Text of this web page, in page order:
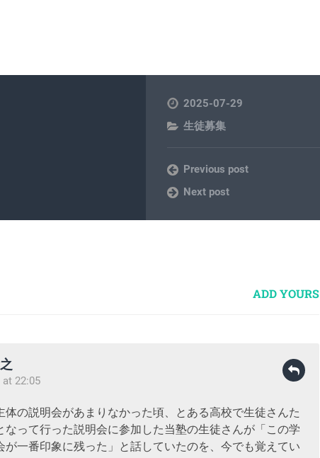
2025-07-29
生徒募集
Previous post
Next post
ADD YOURS
at 22:05
体の説明会があまりなかった頃、とある高校で生徒さんた
なって行った説明会に参加した当塾の生徒さんが「この学
が一番印象に残った」と話していたのを、今でも覚えてい